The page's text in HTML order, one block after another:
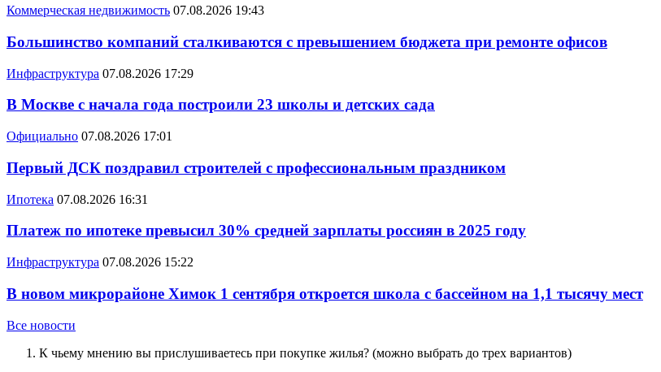
Коммерческая недвижимость 07.08.2026 19:43
Большинство компаний сталкиваются с превышением бюджета при ремонте офисов
Инфраструктура 07.08.2026 17:29
В Москве с начала года построили 23 школы и детских сада
Официально 07.08.2026 17:01
Первый ДСК поздравил строителей с профессиональным праздником
Ипотека 07.08.2026 16:31
Платеж по ипотеке превысил 30% средней зарплаты россиян в 2025 году
Инфраструктура 07.08.2026 15:22
В новом микрорайоне Химок 1 сентября откроется школа с бассейном на 1,1 тысячу мест
Все новости
К чьему мнению вы прислушиваетесь при покупке жилья? (можно выбрать до трех вариантов)